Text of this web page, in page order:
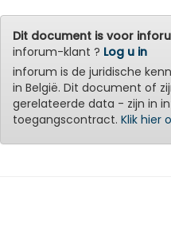
Dit document is voor
inforum-klant ? Log u in
inforum is de juridische
in België. Dit document of
gerelateerde data - zijn in
toegangscontract. Klik hier